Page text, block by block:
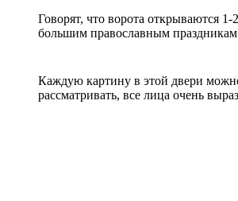
Говорят, что ворота открываются 1-
большим православным праздникам
Каждую картину в этой двери
рассматривать, все лица очень